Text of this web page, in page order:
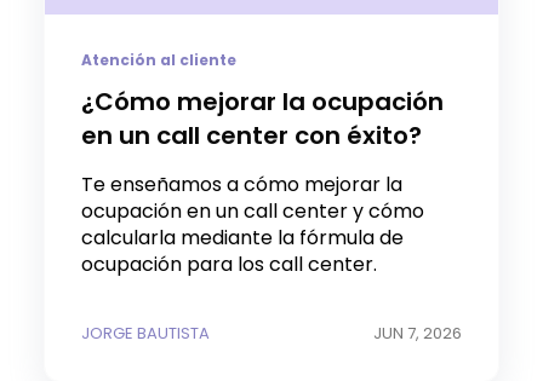
Atención al cliente
¿Cómo mejorar la ocupación
en un call center con éxito?
Te enseñamos a cómo mejorar la
ocupación en un call center y cómo
calcularla mediante la fórmula de
ocupación para los call center.
JORGE BAUTISTA JUN 7, 2026